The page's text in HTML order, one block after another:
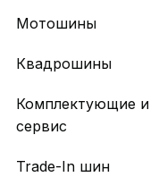
Мотошины
Квадрошины
Комплектующие и
сервис
Trade-In шин